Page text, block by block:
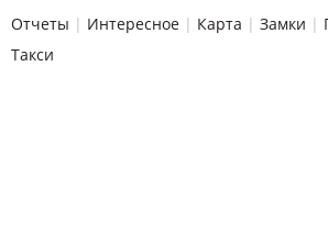
Отчеты | Интересное | Карта | Замки |
Такси